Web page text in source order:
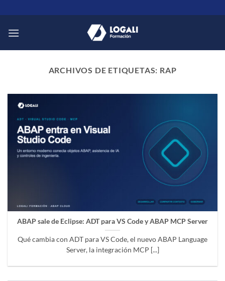
al
contenido
ARCHIVOS DE ETIQUETAS: RAP
ABAP sale de Eclipse: ADT para VS Code y ABAP MCP Server
Qué cambia con ADT para VS Code, el nuevo ABAP Language
Server, la integración MCP [...]